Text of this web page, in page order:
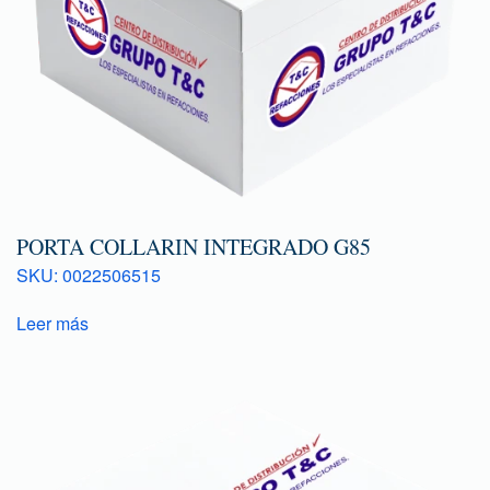
PORTA COLLARIN INTEGRADO G85
SKU: 0022506515
Leer más